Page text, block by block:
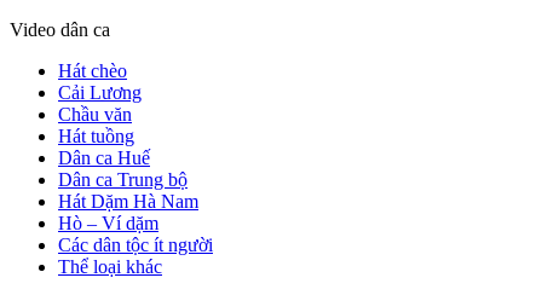
Video dân ca
Hát chèo
Cải Lương
Chầu văn
Hát tuồng
Dân ca Huế
Dân ca Trung bộ
Hát Dặm Hà Nam
Hò – Ví dặm
Các dân tộc ít người
Thể loại khác